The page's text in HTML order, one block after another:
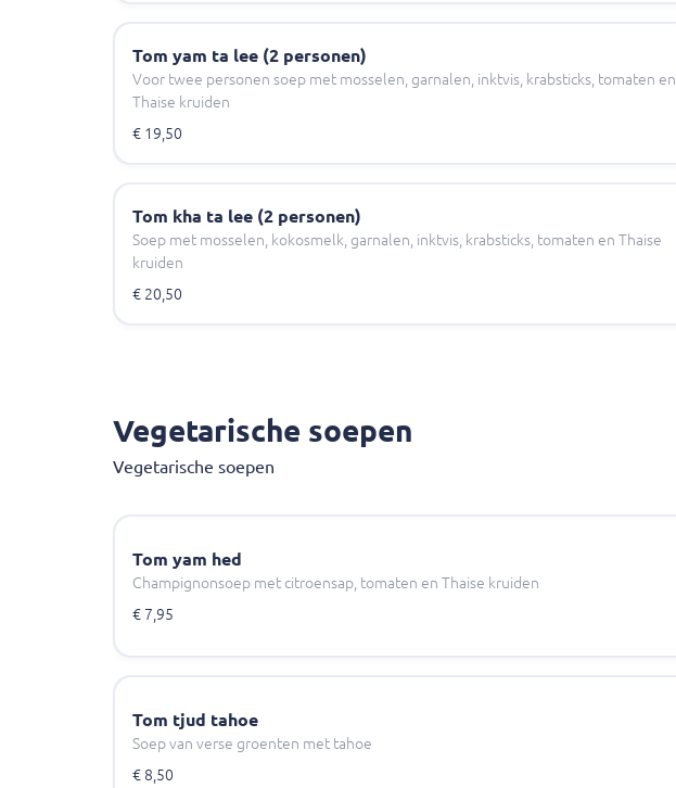
Tom yam ta lee (2 personen)
Voor twee personen soep met mosselen, garnalen, inktvis, krabsticks, tomaten en
Thaise kruiden
€ 19,50
Tom kha ta lee (2 personen)
Soep met mosselen, kokosmelk, garnalen, inktvis, krabsticks, tomaten en Thaise
kruiden
€ 20,50
Vegetarische soepen
Vegetarische soepen
Tom yam hed
Champignonsoep met citroensap, tomaten en Thaise kruiden
€ 7,95
Tom tjud tahoe
Soep van verse groenten met tahoe
€ 8,50